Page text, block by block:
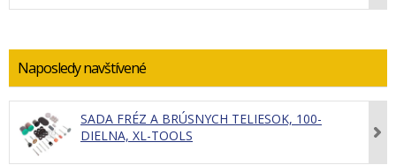
Naposledy navštívené
SADA FRÉZ A BRÚSNYCH TELIESOK, 100-
DIELNA, XL-TOOLS